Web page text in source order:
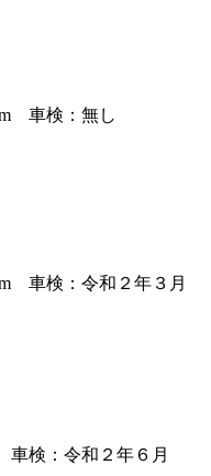
車検：無し
車検：令和２年３月
検：令和２年６月